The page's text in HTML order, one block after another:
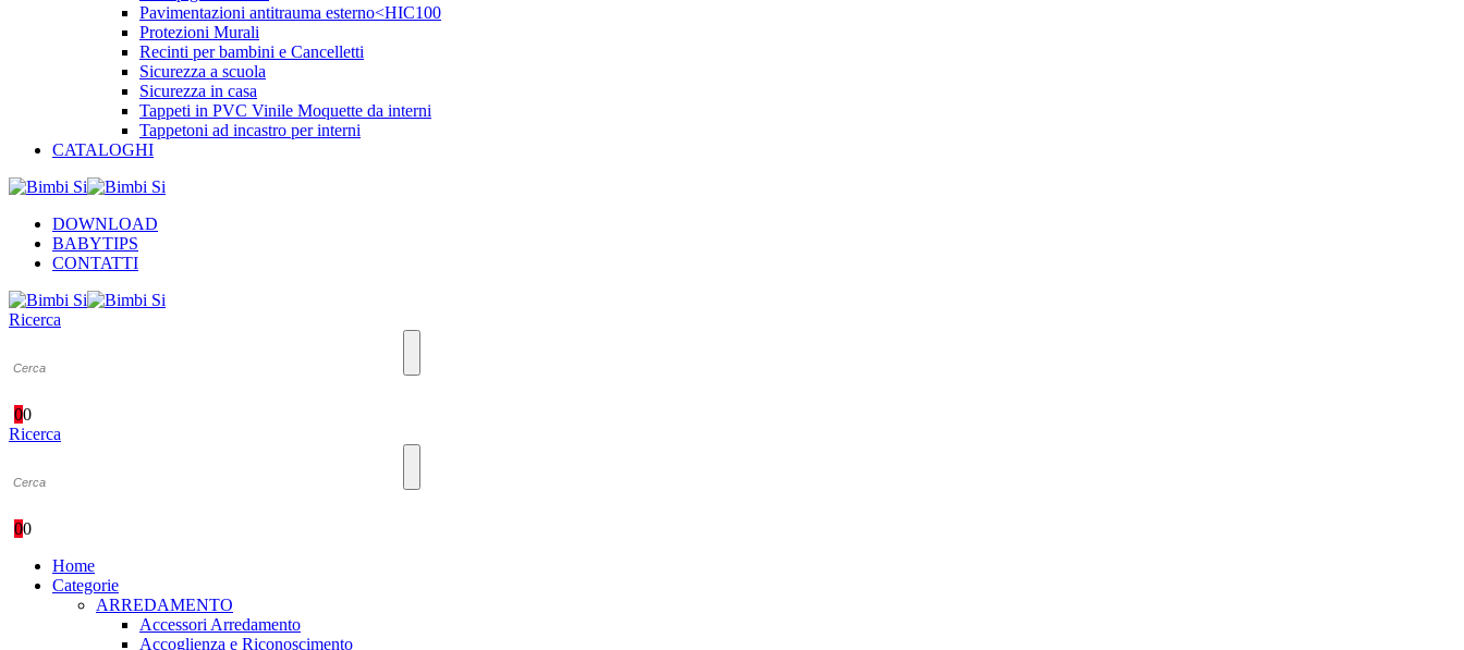
Pavimentazioni antitrauma esterno<HIC100
Protezioni Murali
Recinti per bambini e Cancelletti
Sicurezza a scuola
Sicurezza in casa
Tappeti in PVC Vinile Moquette da interni
Tappetoni ad incastro per interni
CATALOGHI
DOWNLOAD
BABYTIPS
CONTATTI
Ricerca
00
Ricerca
00
Home
Categorie
ARREDAMENTO
Accessori Arredamento
Accoglienza e Riconoscimento